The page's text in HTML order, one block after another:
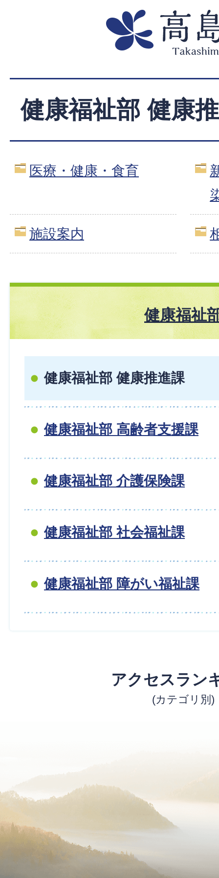
健康福祉部 健康
医療・健康・食育
施設案内
健康福祉
健康福祉部 健康推進課
健康福祉部 高齢者支援課
健康福祉部 介護保険課
健康福祉部 社会福祉課
健康福祉部 障がい福祉課
アクセスラン
(カテゴリ別)